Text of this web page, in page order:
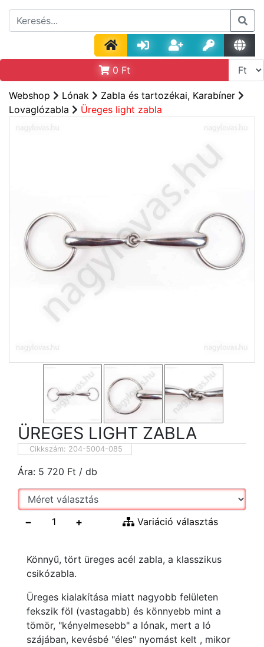
0 Ft
Webshop Lónak
Zabla és tartozékai, Karabíner
Lovaglózabla
Üreges light zabla
ÜREGES LIGHT ZABLA
Cikkszám: 204-5004-085
Ára: 5 720 Ft / db
− + Variáció választás
Könnyű, tört üreges acél zabla, a klasszikus
csikózabla.
Üreges kialakítása miatt nagyobb felületen
fekszik föl (vastagabb) és könnyebb mint a
tömör, "kényelmesebb" a lónak, mert a ló
szájában, kevésbé "éles" nyomást kelt , mikor